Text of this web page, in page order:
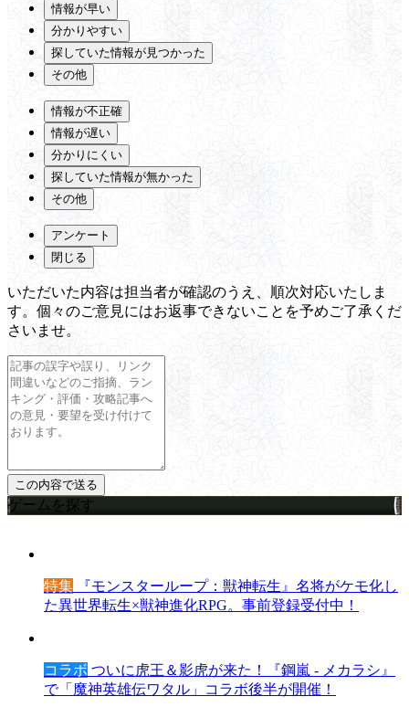
情報が早い
分かりやすい
探していた情報が見つかった
その他
情報が不正確
情報が遅い
分かりにくい
探していた情報が無かった
その他
アンケート
閉じる
いただいた内容は担当者が確認のうえ、順次対応いたしま
す。個々のご意見にはお返事できないことを予めご了承くだ
さいませ。
ゲームを探す
特集 『モンスターループ：獣神転生』名将がケモ化し
た異世界転生×獣神進化RPG。事前登録受付中！
コラボ ついに虎王＆影虎が来た！『鋼嵐 - メカラシ』
で「魔神英雄伝ワタル」コラボ後半が開催！